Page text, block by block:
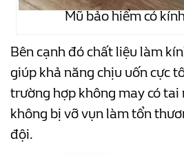
Mũ bảo hiểm có
Bên cạnh đó chất liệu làm
giúp khả năng chịu uốn cực
trường hợp không may có tai
không bị vỡ vụn làm tổn
đội.